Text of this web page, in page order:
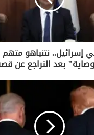
نتنياهو متهم
بعد التراجع عن